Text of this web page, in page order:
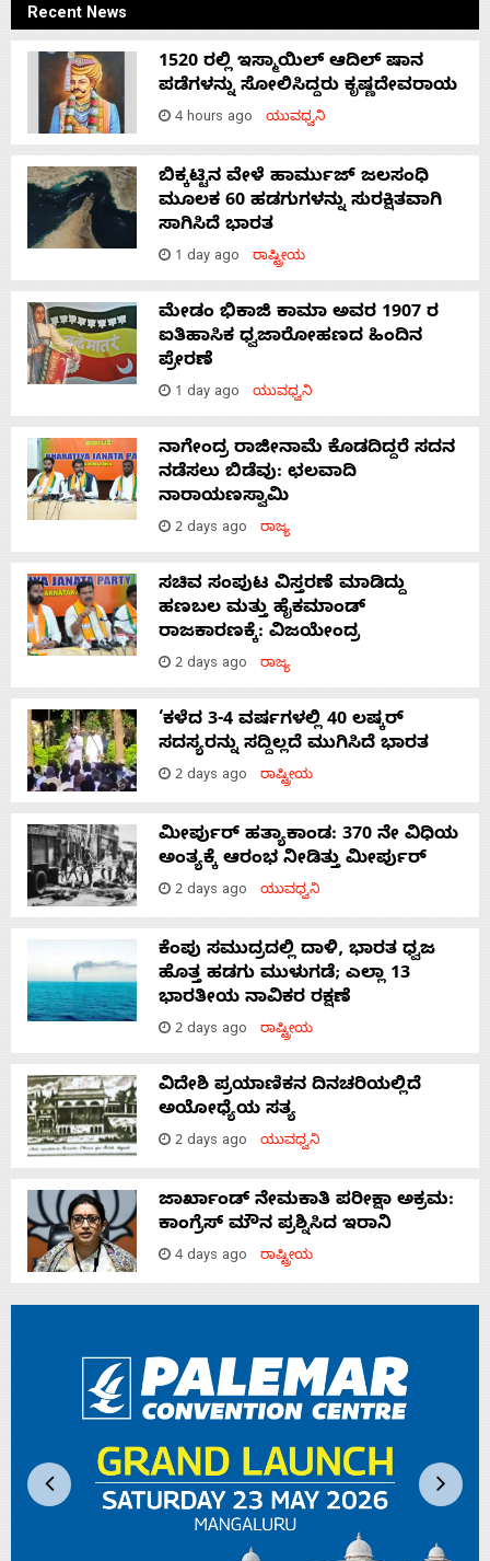
Recent News
1520 ರಲ್ಲಿ ಇಸ್ಮಾಯಿಲ್ ಆದಿಲ್ ಷಾನ
ಪಡೆಗಳನ್ನು ಸೋಲಿಸಿದ್ದರು ಕೃಷ್ಣದೇವರಾಯ
4 hours ago ಯುವಧ್ವನಿ
ಬಿಕ್ಕಟ್ಟಿನ ವೇಳೆ ಹಾರ್ಮುಜ್ ಜಲಸಂಧಿ
ಮೂಲಕ 60 ಹಡಗುಗಳನ್ನು ಸುರಕ್ಷಿತವಾಗಿ
ಸಾಗಿಸಿದೆ ಭಾರತ
1 day ago ರಾಷ್ಟ್ರೀಯ
ಮೇಡಂ ಭಿಕಾಜಿ ಕಾಮಾ ಅವರ 1907 ರ
ಐತಿಹಾಸಿಕ ಧ್ವಜಾರೋಹಣದ ಹಿಂದಿನ
ಪ್ರೇರಣೆ
1 day ago ಯುವಧ್ವನಿ
ನಾಗೇಂದ್ರ ರಾಜೀನಾಮೆ ಕೊಡದಿದ್ದರೆ ಸದನ
ನಡೆಸಲು ಬಿಡೆವು: ಛಲವಾದಿ
ನಾರಾಯಣಸ್ವಾಮಿ
2 days ago ರಾಜ್ಯ
ಸಚಿವ ಸಂಪುಟ ವಿಸ್ತರಣೆ ಮಾಡಿದ್ದು
ಹಣಬಲ ಮತ್ತು ಹೈಕಮಾಂಡ್
ರಾಜಕಾರಣಕ್ಕೆ: ವಿಜಯೇಂದ್ರ
2 days ago ರಾಜ್ಯ
‘ಕಳೆದ 3-4 ವರ್ಷಗಳಲ್ಲಿ 40 ಲಷ್ಕರ್
ಸದಸ್ಯರನ್ನು ಸದ್ದಿಲ್ಲದೆ ಮುಗಿಸಿದೆ ಭಾರತ
2 days ago ರಾಷ್ಟ್ರೀಯ
ಮೀರ್ಪುರ್ ಹತ್ಯಾಕಾಂಡ: 370 ನೇ ವಿಧಿಯ
ಅಂತ್ಯಕ್ಕೆ ಆರಂಭ ನೀಡಿತ್ತು ಮೀರ್ಪುರ್
2 days ago ಯುವಧ್ವನಿ
ಕೆಂಪು ಸಮುದ್ರದಲ್ಲಿ ದಾಳಿ, ಭಾರತ ಧ್ವಜ
ಹೊತ್ತ ಹಡಗು ಮುಳುಗಡೆ; ಎಲ್ಲಾ 13
ಭಾರತೀಯ ನಾವಿಕರ ರಕ್ಷಣೆ
2 days ago ರಾಷ್ಟ್ರೀಯ
ವಿದೇಶಿ ಪ್ರಯಾಣಿಕನ ದಿನಚರಿಯಲ್ಲಿದೆ
ಅಯೋಧ್ಯೆಯ ಸತ್ಯ
2 days ago ಯುವಧ್ವನಿ
ಜಾರ್ಖಾಂಡ್‌ ನೇಮಕಾತಿ ಪರೀಕ್ಷಾ ಅಕ್ರಮ:
ಕಾಂಗ್ರೆಸ್‌ ಮೌನ ಪ್ರಶ್ನಿಸಿದ ಇರಾನಿ
4 days ago ರಾಷ್ಟ್ರೀಯ